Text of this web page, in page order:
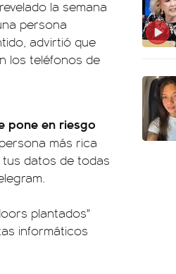
la semana
persona
advirtió que
los teléfonos de
pone en riesgo
más rica
datos de todas
plantados"
informáticos